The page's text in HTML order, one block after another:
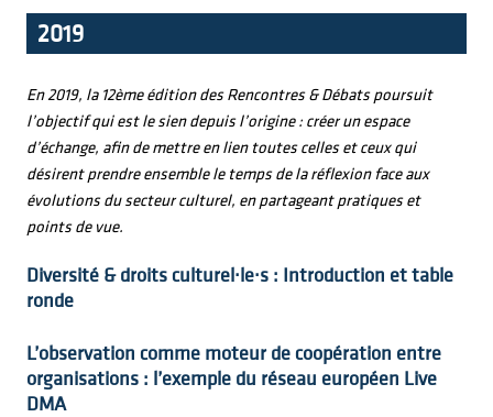
2019
En 2019, la 12ème édition des Rencontres & Débats poursuit
l’objectif qui est le sien depuis l’origine : créer un espace
d’échange, afin de mettre en lien toutes celles et ceux qui
désirent prendre ensemble le temps de la réflexion face aux
évolutions du secteur culturel, en partageant pratiques et
points de vue.
Diversité & droits culturel·le·s : Introduction et table
ronde
L’observation comme moteur de coopération entre
organisations : l’exemple du réseau européen Live
DMA